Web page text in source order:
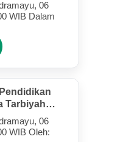
06
WIB Dalam
Tarbiyah
Anak-
(Bagian IV)
06
WIB Oleh: